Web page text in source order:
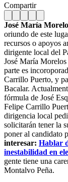
Compartir
José María
oriundo de este
recursos o apoyos
dirigente local del
José María
parte es
Carrillo Puerto, y
Bacalar.
fórmula de José
Felipe Carrillo
dirigencia local
solicitarán tener la
poner al candidato
interesar: Hablar
inestabilidad en
gente tiene una
Montalvo Peña.